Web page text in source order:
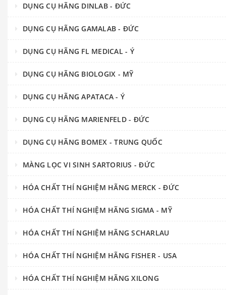
DỤNG CỤ HÃNG DINLAB - ĐỨC
DỤNG CỤ HÃNG GAMALAB - ĐỨC
DỤNG CỤ HÃNG FL MEDICAL - Ý
DỤNG CỤ HÃNG BIOLOGIX - MỸ
DỤNG CỤ HÃNG APATACA - Ý
DỤNG CỤ HÃNG MARIENFELD - ĐỨC
DỤNG CỤ HÃNG BOMEX - TRUNG QUỐC
MÀNG LỌC VI SINH SARTORIUS - ĐỨC
HÓA CHẤT THÍ NGHIỆM HÃNG MERCK - ĐỨC
HÓA CHẤT THÍ NGHIỆM HÃNG SIGMA - MỸ
HÓA CHẤT THÍ NGHIỆM HÃNG SCHARLAU
HÓA CHẤT THÍ NGHIỆM HÃNG FISHER - USA
HÓA CHẤT THÍ NGHIỆM HÃNG XILONG